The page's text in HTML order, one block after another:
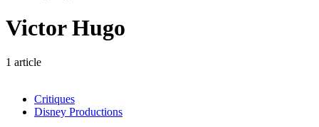
Victor Hugo
1 article
Critiques
Disney Productions